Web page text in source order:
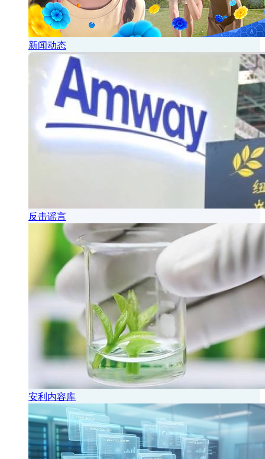
新闻动态
反击谣言
安利内容库